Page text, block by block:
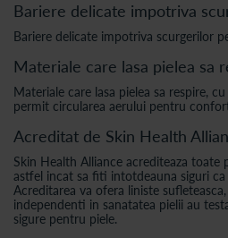
Bariere delicate impotriva
Bariere delicate impotriva scurgerilor
Materiale care lasa pielea sa
Materiale care lasa pielea sa respire,
permit circularea aerului pentru
Acreditat de Skin Health
Skin Health Alliance acrediteaza toate
astfel incat sa fiti intotdeauna siguri
Acreditarea va ofera liniste
independenti in sanatatea pielii au
sigure pentru piele.